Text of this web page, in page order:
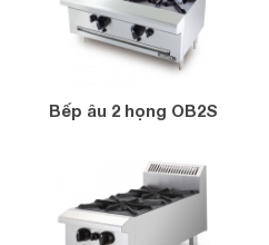
Bếp âu 2 họng OB2S